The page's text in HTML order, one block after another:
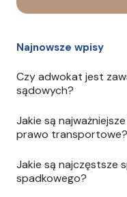
Najnowsze wpisy
Czy adwokat jest
sądowych?
Jakie są
prawo transportowe?
Jakie są najczęstsze
spadkowego?